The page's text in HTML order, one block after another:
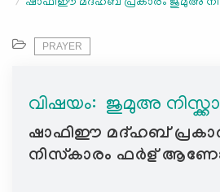
l
i
g
a
t
ഷാഫിഈ മദ്ഹബ് പ്രകാരം ജുമുഅ
PRAYER
വിഷയം: ‍ ജുമുഅ
ഷാഫിഈ മദ്ഹബ്
നിസ്കാരം ഫർള്